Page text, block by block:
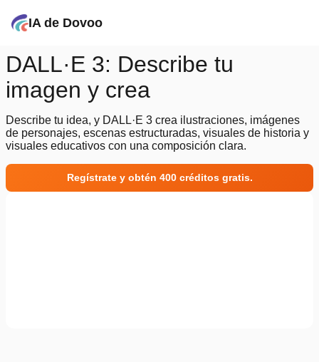
IA de Dovoo
DALL·E 3: Describe tu
imagen y crea
Describe tu idea, y DALL·E 3 crea ilustraciones, imágenes
de personajes, escenas estructuradas, visuales de historia y
visuales educativos con una composición clara.
Regístrate y obtén 400 créditos gratis.